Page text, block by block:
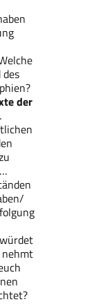
der
nehmt